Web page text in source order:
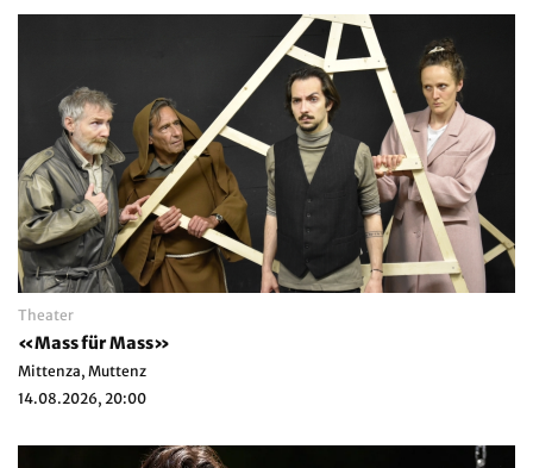
Theater
«Mass für Mass»
Mittenza, Muttenz
14.08.2026, 20:00